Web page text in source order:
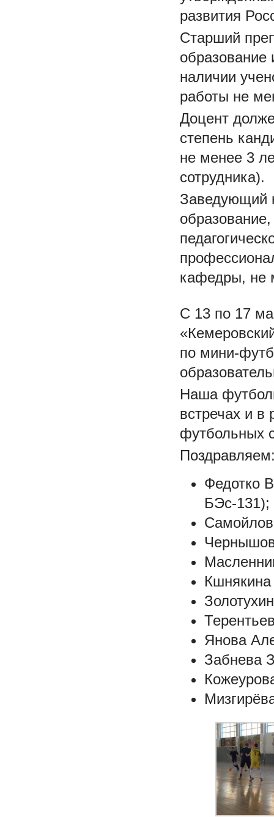
развития
Старший
образование
наличии
работы не
Доцент
степень
не менее 3
сотрудника).
Заведующий
кафедры, не
С 13 по 17
по мини-
Наша
встречах и в
футбольных
Федотко
БЭс-131);
Янова
Забнева